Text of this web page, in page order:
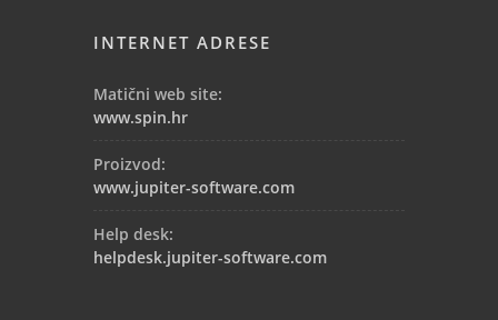
INTERNET ADRESE
Matični web site:
www.spin.hr
Proizvod:
www.jupiter-software.com
Help desk:
helpdesk.jupiter-software.com